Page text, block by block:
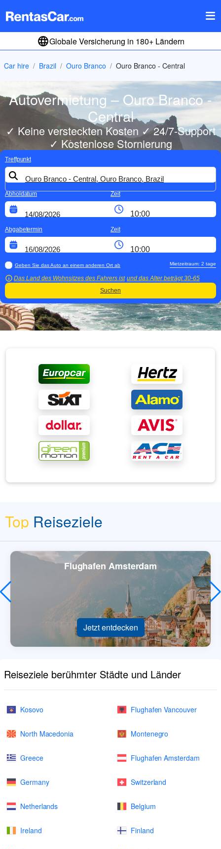
Globale Versicherung in 180+ Ländern
Car hire Brazil Ouro Branco Ouro Branco - Central
Autovermietung – Ouro Branco -
Central
✓ Keine versteckten Kosten ✓ 24/7-Support
✓ Kostenlose Stornierung
Treffpunkt
Abholdatum Zeit
Abgabetermin Zeit
Geben Sie das Auto an einem anderen Ort ab
Das Land des Wohnsitzes des Fahrers ist und das Alter beträgt30-65
Mietzeitraum: 2 tage
Suchen
Top Reiseziele
Flughafen Amsterdam
Jetzt entdecken
Reiseziele berühmter Städte und Länder
Kosovo Flughafen Vancouver
North Macedonia Montenegro
Greece Flughafen Amsterdam
Germany Switzerland
Netherlands Belgium
Ireland Finland